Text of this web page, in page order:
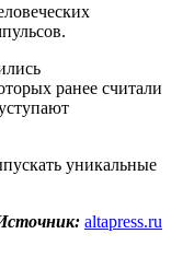
ранее считали
уникальные
altapress.ru